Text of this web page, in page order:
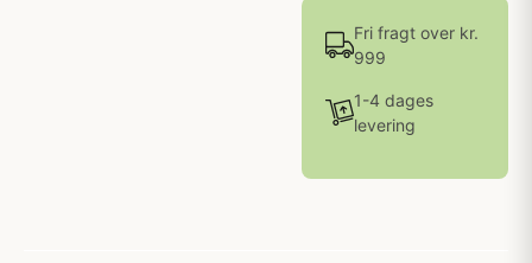
Fri fragt over kr.
999
1-4 dages
levering